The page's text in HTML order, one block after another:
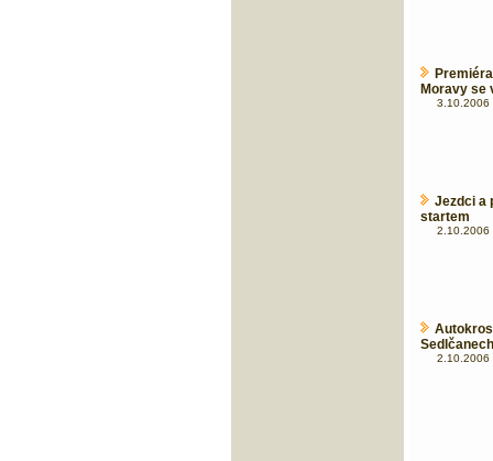
Moravy se
3.10.2006
Jezdci a
startem
2.10.2006
2.10.2006